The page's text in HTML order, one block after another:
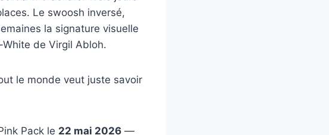
Le swoosh inversé,
la signature visuelle
de Virgil Abloh.
le monde veut juste savoir
Pack le 22 mai 2026 —